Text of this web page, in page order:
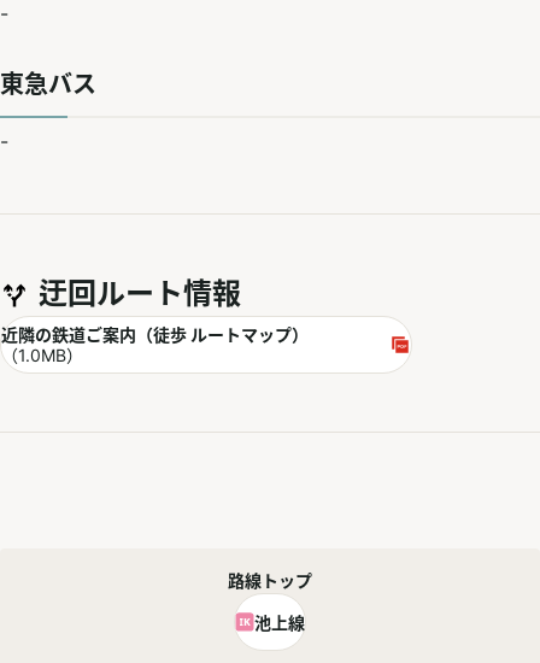
-
東急バス
-
迂回ルート情報
近隣の鉄道ご案内（徒歩 ルートマップ）
（1.0MB）
路線トップ
池上線